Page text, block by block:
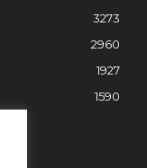
3273
2960
1927
1590